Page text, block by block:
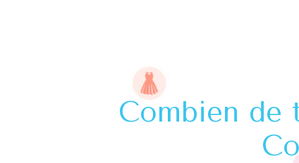
Combien de